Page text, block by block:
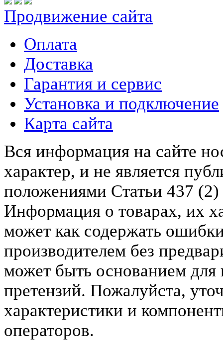
Продвижение сайта
Оплата
Доставка
Гарантия и сервис
Установка и подключение
Карта сайта
Вся информация на сайте
характер, и не является
положениями Статьи 437
Информация о товарах, их
может как содержать
производителем без
может быть основанием для
претензий. Пожалуйста,
характеристики и
операторов.